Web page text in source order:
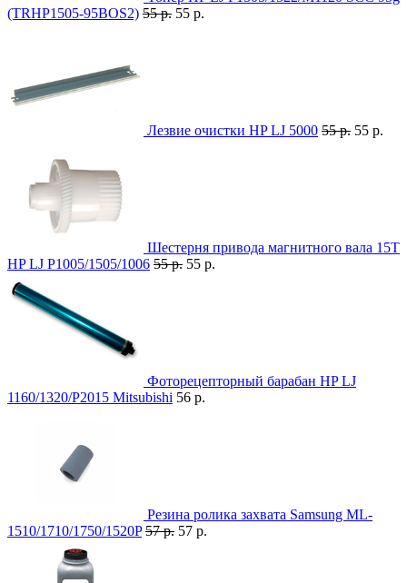
(TRHP1505-95BOS2) 55 р. 55 р.
Лезвие очистки HP LJ 5000 55 р. 55 р.
Шестерня привода магнитного вала 15T
HP LJ P1005/1505/1006 55 р. 55 р.
Фоторецепторный барабан HP LJ
1160/1320/P2015 Mitsubishi 56 р.
Резина ролика захвата Samsung ML-
1510/1710/1750/1520P 57 р. 57 р.